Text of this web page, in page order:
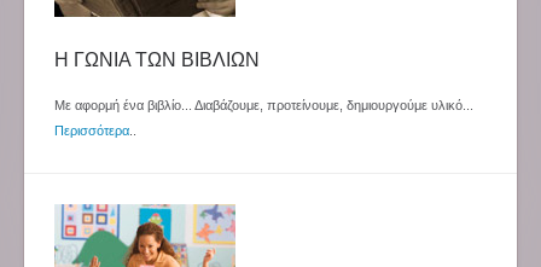
Η ΓΩΝΙΑ ΤΩΝ ΒΙΒΛΙΩΝ
Με αφορμή ένα βιβλίο... Διαβάζουμε, προτείνουμε, δημιουργούμε υλικό...
Περισσότερα